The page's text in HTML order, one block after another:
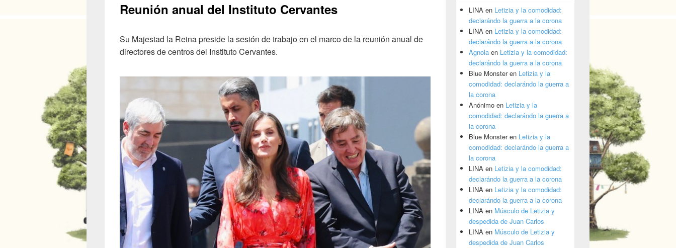
Reunión anual del Instituto Cervantes
​Su Majestad la Reina preside la sesión de trabajo en el marco de la reunión anual de
directores de centros del Instituto Cervantes.
LINA en Letizia y la comodidad:
declarándo la guerra a la corona
LINA en Letizia y la comodidad:
declarándo la guerra a la corona
Agnola en Letizia y la comodidad:
declarándo la guerra a la corona
Blue Monsteren Letizia y la
comodidad: declarándo la guerra a
la corona
Anónimo en Letizia y la
comodidad: declarándo la guerra a
la corona
Blue Monsteren Letizia y la
comodidad: declarándo la guerra a
la corona
LINA en Letizia y la comodidad:
declarándo la guerra a la corona
LINA en Letizia y la comodidad:
declarándo la guerra a la corona
LINA en Músculo de Letizia y
despedida de Juan Carlos
LINA en Músculo de Letizia y
despedida de Juan Carlos